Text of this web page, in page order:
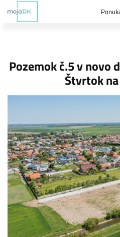
Pozemok č.5 v novo
Štvrtok